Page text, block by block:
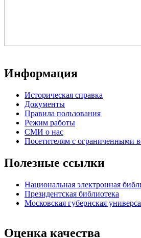
Информация
Историческая справка
Документы
Правила пользования
Режим работы
СМИ о нас
Посетителям с ограниченными
Полезные ссылки
Национальная электронная
Президентская библиотека
Московская губернская
Оценка качества